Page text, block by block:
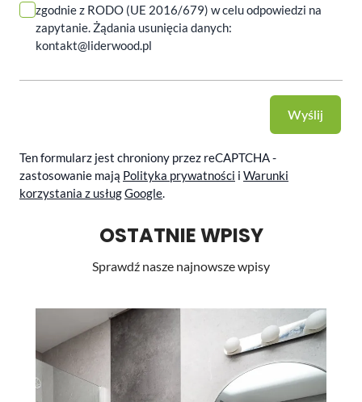
zgodnie z RODO (UE 2016/679) w celu odpowiedzi na
zapytanie. Żądania usunięcia danych:
kontakt@liderwood.pl
Wyślij
Ten formularz jest chroniony przez reCAPTCHA -
zastosowanie mają Polityka prywatności i Warunki
korzystania z usługGoogle.
OSTATNIE WPISY
Sprawdź nasze najnowsze wpisy